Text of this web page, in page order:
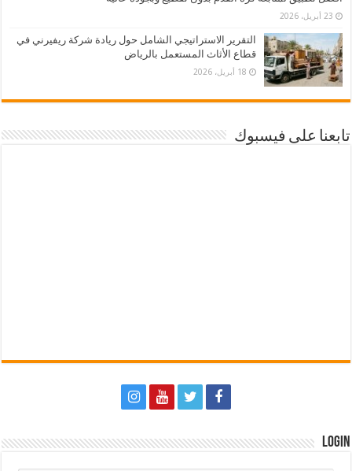
23 أبريل، 2026
التقرير الاستراتيجي الشامل حول ريادة شركة ريفيرني في
قطاع الأثاث المستعمل بالرياض
18 أبريل، 2026
تابعنا على فيسبوك
Login